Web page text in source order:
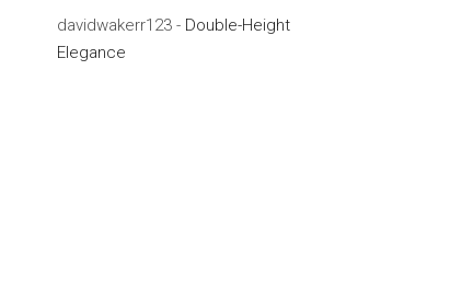
davidwakerr123- Double-Height
Elegance